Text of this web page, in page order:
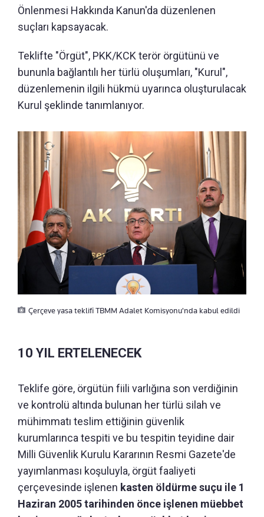
Önlenmesi Hakkında Kanun'da düzenlenen
suçları kapsayacak.
Teklifte "Örgüt", PKK/KCK terör örgütünü ve
bununla bağlantılı her türlü oluşumları, "Kurul",
düzenlemenin ilgili hükmü uyarınca oluşturulacak
Kurul şeklinde tanımlanıyor.
Çerçeve yasa teklifi TBMM Adalet Komisyonu'nda kabul edildi
10 YIL ERTELENECEK
Teklife göre, örgütün fiili varlığına son verdiğinin
ve kontrolü altında bulunan her türlü silah ve
mühimmatı teslim ettiğinin güvenlik
kurumlarınca tespiti ve bu tespitin teyidine dair
Milli Güvenlik Kurulu Kararının Resmi Gazete'de
yayımlanması koşuluyla, örgüt faaliyeti
çerçevesinde işlenen kasten öldürme suçu ile 1
Haziran 2005 tarihinden önce işlenen müebbet